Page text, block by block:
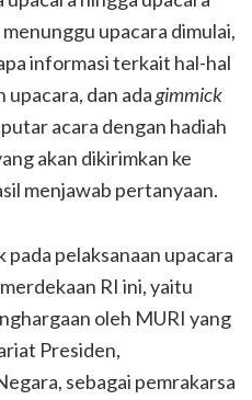
upacara dimulai,
informasi terkait hal-hal
dan adagimmick
acara dengan hadiah
akan dikirimkan ke
menjawab pertanyaan.
pada pelaksanaan upacara
RI ini, yaitu
oleh MURI yang
Presiden,
sebagai pemrakarsa